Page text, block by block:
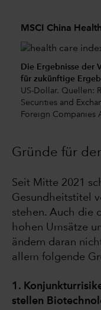
MSCI China
Die Ergebnisse der
für zukünftige
US-Dollar. Quellen:
Securities and
Foreign Companies
Gründe für
Seit Mitte 2021
Gesundheitstitel
stehen. Auch die
hohen Umsätze
ändern daran
allem folgende
1.
stellen